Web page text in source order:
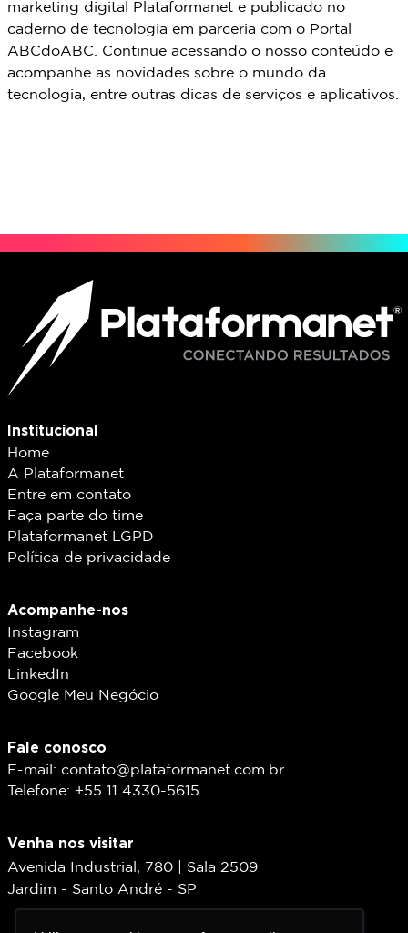
marketing digital Plataformanet e publicado no
caderno de tecnologia em parceria com o Portal
ABCdoABC. Continue acessando o nosso conteúdo e
acompanhe as novidades sobre o mundo da
tecnologia, entre outras dicas de serviços e aplicativos.
Institucional
Home
A Plataformanet
Entre em contato
Faça parte do time
Plataformanet LGPD
Política de privacidade
Acompanhe-nos
Instagram
Facebook
LinkedIn
Google Meu Negócio
Fale conosco
E-mail: contato@plataformanet.com.br
Telefone: +55 11 4330-5615
Venha nos visitar
Avenida Industrial, 780 | Sala 2509
Jardim - Santo André - SP